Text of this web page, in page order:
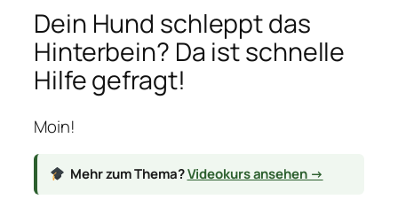
Dein Hund schleppt das
Hinterbein? Da ist schnelle
Hilfe gefragt!
Moin!
Mehr zum Thema?Videokurs ansehen →